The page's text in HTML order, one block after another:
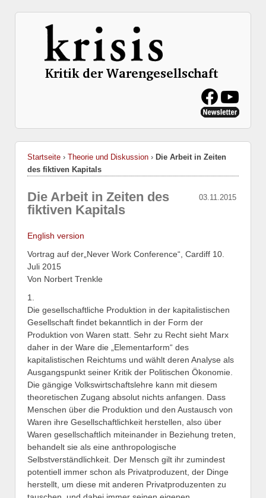
Startseite › Theorie und Diskussion › Die Arbeit in Zeiten
des fiktiven Kapitals
03.11.2015
Die Arbeit in Zeiten des
fiktiven Kapitals
English version
Vortrag auf der„Never Work Conference“, Cardiff 10.
Juli 2015
Von Norbert Trenkle
1.
Die gesellschaftliche Produktion in der kapitalistischen
Gesellschaft findet bekanntlich in der Form der
Produktion von Waren statt. Sehr zu Recht sieht Marx
daher in der Ware die „Elementarform“ des
kapitalistischen Reichtums und wählt deren Analyse als
Ausgangspunkt seiner Kritik der Politischen Ökonomie.
Die gängige Volkswirtschaftslehre kann mit diesem
theoretischen Zugang absolut nichts anfangen. Dass
Menschen über die Produktion und den Austausch von
Waren ihre Gesellschaftlichkeit herstellen, also über
Waren gesellschaftlich miteinander in Beziehung treten,
behandelt sie als eine anthropologische
Selbstverständlichkeit. Der Mensch gilt ihr zumindest
potentiell immer schon als Privatproduzent, der Dinge
herstellt, um diese mit anderen Privatproduzenten zu